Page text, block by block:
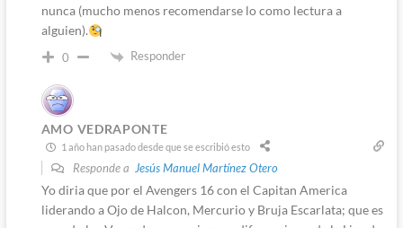
nunca (mucho menos recomendarse lo como lectura a
alguien).
0 Responder
AMO VEDRAPONTE
1 año han pasado desde que se escribió esto
Responde a Jesús Manuel Martínez Otero
Yo diria que por el Avengers 16 con el Capitan America
liderando a Ojo de Halcon, Mercurio y Bruja Escarlata; que es